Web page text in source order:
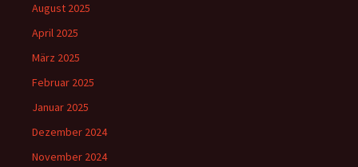
August 2025
April 2025
März 2025
Februar 2025
Januar 2025
Dezember 2024
November 2024